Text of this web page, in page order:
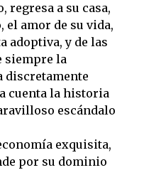
regresa a su casa,
el amor de su vida,
adoptiva, y de las
siempre la
discretamente
cuenta la historia
escándalo
exquisita,
por su dominio